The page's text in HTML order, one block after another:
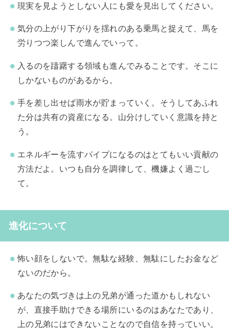
現実を見ようとしない人にも愛を見出してください。
気分の上がり下がりを揺れのある乗馬と捉えて、馬を
労りつつ楽しんで進んでいって。
入るのを躊躇する領域も進んでみることです。そこに
しかないものがあるから。
手を差し出せば雨水が貯まっていく。そうしてあふれ
た分は共有の資産になる。山分けしていく意識を持と
う。
エネルギーを流すパイプになるのはとてもいい貢献の
方法だよ。いつも自分を調律して、機嫌よく過ごし
て。
進化について
怖い顔をしないで。無駄な経験、無駄にしたお金など
ないのだから。
あなたの気づきは上の兄弟が通った道かもしれない
が、直接手助けできる場所にいるのはあなたであり、
上の兄弟にはできないことなので自信を持っていい。